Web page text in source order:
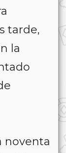
tarde,
la
noventa